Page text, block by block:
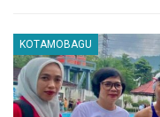
KOTAMOBAGU